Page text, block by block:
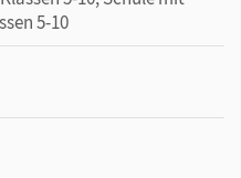
5-10